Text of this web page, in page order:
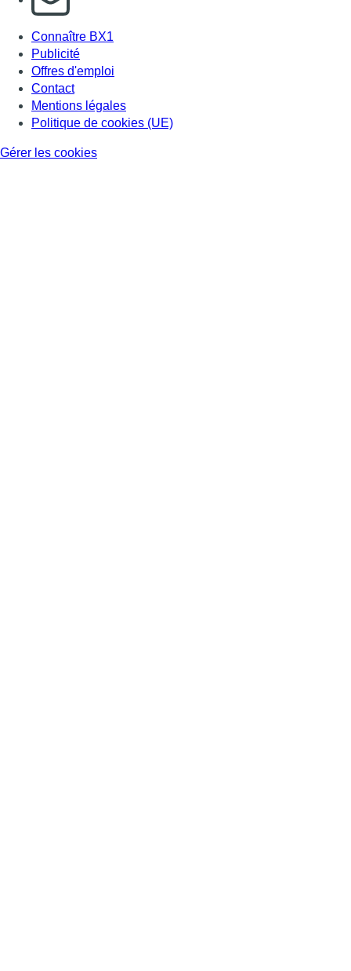
Connaître BX1
Publicité
Offres d'emploi
Contact
Mentions légales
Politique de cookies (UE)
Gérer les cookies